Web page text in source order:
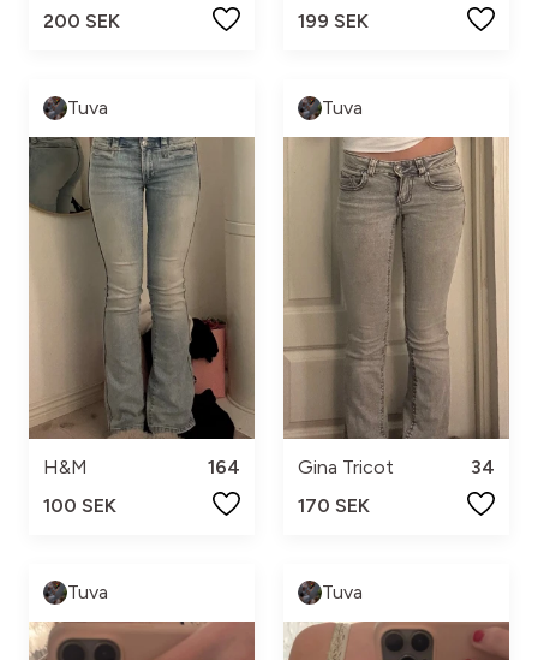
200 SEK 199 SEK
Tuva
H&M
164
100 SEK
Tuva
Gina Tricot
34
170 SEK
Tuva Tuva